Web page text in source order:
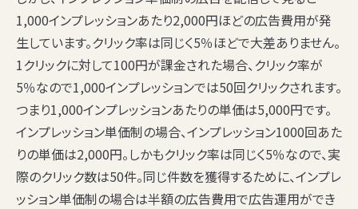
1,000インプレッションあたり2,000円ほどの広告費用が発
生しています。クリック率は同じく5％ほどで大差ありません。
1クリックに対して100円が課金された場合、クリック率が
5％なので1,000インプレッションでは50回クリックされます。
つまり1,000インプレッションあたりの単価は5,000円です。
インプレッション単価制の場合、インプレッション1000回あた
りの単価は2,000円。しかもクリック率は同じく5％なので、実
際のクリック数は50件。同じ件数を獲得するために、インプレ
ッション単価制の場合は半額の広告費用で広告運用ができ